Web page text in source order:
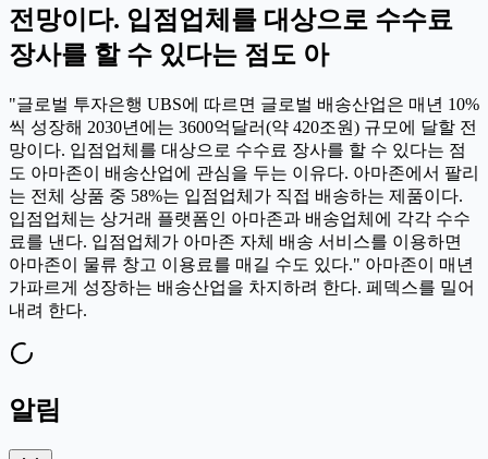
전망이다. 입점업체를 대상으로 수수료
장사를 할 수 있다는 점도 아
"글로벌 투자은행 UBS에 따르면 글로벌 배송산업은 매년 10%
씩 성장해 2030년에는 3600억달러(약 420조원) 규모에 달할 전
망이다. 입점업체를 대상으로 수수료 장사를 할 수 있다는 점
도 아마존이 배송산업에 관심을 두는 이유다. 아마존에서 팔리
는 전체 상품 중 58%는 입점업체가 직접 배송하는 제품이다.
입점업체는 상거래 플랫폼인 아마존과 배송업체에 각각 수수
료를 낸다. 입점업체가 아마존 자체 배송 서비스를 이용하면
아마존이 물류 창고 이용료를 매길 수도 있다." 아마존이 매년
가파르게 성장하는 배송산업을 차지하려 한다. 페덱스를 밀어
내려 한다.
알림